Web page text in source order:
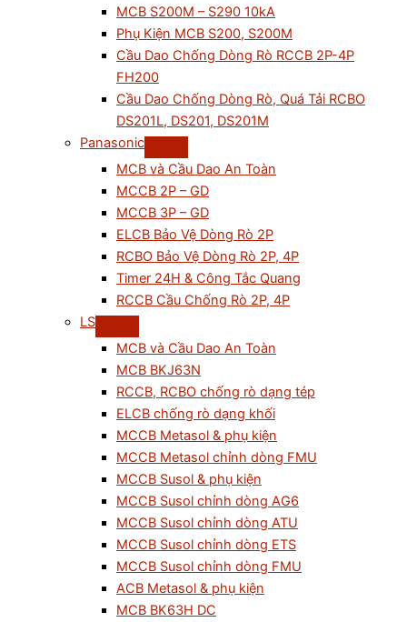
MCB S200M – S290 10kA
Phụ Kiện MCB S200, S200M
Cầu Dao Chống Dòng Rò RCCB 2P-4P
FH200
Cầu Dao Chống Dòng Rò, Quá Tải RCBO
DS201L, DS201, DS201M
Panasonic
MCB và Cầu Dao An Toàn
MCCB 2P – GD
MCCB 3P – GD
ELCB Bảo Vệ Dòng Rò 2P
RCBO Bảo Vệ Dòng Rò 2P, 4P
Timer 24H & Công Tắc Quang
RCCB Cầu Chống Rò 2P, 4P
LS
MCB và Cầu Dao An Toàn
MCB BKJ63N
RCCB, RCBO chống rò dạng tép
ELCB chống rò dạng khối
MCCB Metasol & phụ kiện
MCCB Metasol chỉnh dòng FMU
MCCB Susol & phụ kiện
MCCB Susol chỉnh dòng AG6
MCCB Susol chỉnh dòng ATU
MCCB Susol chỉnh dòng ETS
MCCB Susol chỉnh dòng FMU
ACB Metasol & phụ kiện
MCB BK63H DC